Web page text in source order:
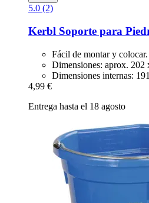
5.0 (2)
Kerbl Soporte para
Fácil de montar y colocar.
Dimensiones: aprox. 202
Dimensiones internas:
4,99 €
Entrega hasta el 18 agosto